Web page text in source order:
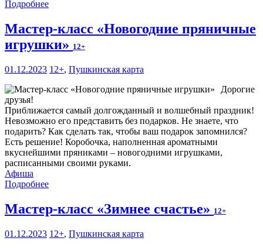
Подробнее
Мастер-класс «Новогодние пряничные
игрушки» 12+
01.12.2023 12+, Пушкинская карта
Дорогие
друзья!
Приближается самый долгожданный и волшебный праздник!
Невозможно его представить без подарков. Не знаете, что
подарить? Как сделать так, чтобы ваш подарок запомнился?
Есть решение! Коробочка, наполненная ароматными
вкуснейшими пряниками – новогодними игрушками,
расписанными своими руками.
Афиша
Подробнее
Мастер-класс «Зимнее счастье» 12+
01.12.2023 12+, Пушкинская карта